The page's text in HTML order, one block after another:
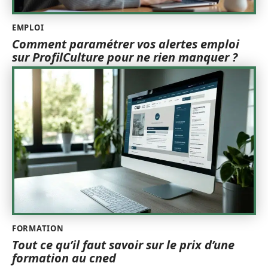
EMPLOI
Comment paramétrer vos alertes emploi
sur ProfilCulture pour ne rien manquer ?
FORMATION
Tout ce qu’il faut savoir sur le prix d’une
formation au cned